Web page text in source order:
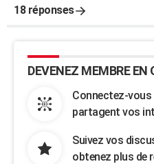
18 réponses
DEVENEZ MEMBRE EN
Connectez-vous
partagent vos
Suivez vos
obtenez plus de